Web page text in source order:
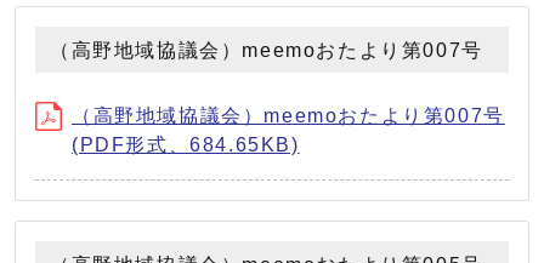
（高野地域協議会）meemoおたより第007号
（高野地域協議会）meemoおたより第007号
(PDF形式、684.65KB)